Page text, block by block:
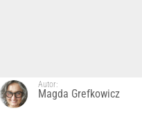
Autor:
Magda Grefkowicz